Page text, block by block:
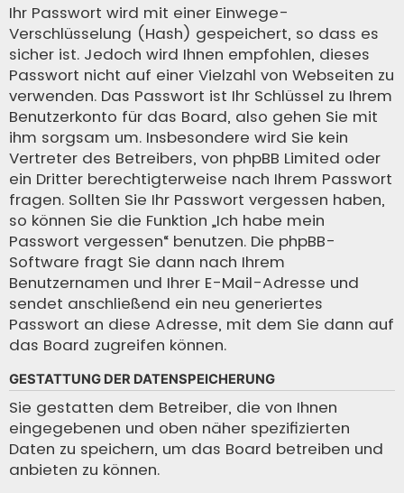
Ihr Passwort wird mit einer Einwege-
Verschlüsselung (Hash) gespeichert, so dass es
sicher ist. Jedoch wird Ihnen empfohlen, dieses
Passwort nicht auf einer Vielzahl von Webseiten zu
verwenden. Das Passwort ist Ihr Schlüssel zu Ihrem
Benutzerkonto für das Board, also gehen Sie mit
ihm sorgsam um. Insbesondere wird Sie kein
Vertreter des Betreibers, von phpBB Limited oder
ein Dritter berechtigterweise nach Ihrem Passwort
fragen. Sollten Sie Ihr Passwort vergessen haben,
so können Sie die Funktion „Ich habe mein
Passwort vergessen“ benutzen. Die phpBB-
Software fragt Sie dann nach Ihrem
Benutzernamen und Ihrer E-Mail-Adresse und
sendet anschließend ein neu generiertes
Passwort an diese Adresse, mit dem Sie dann auf
das Board zugreifen können.
GESTATTUNG DER DATENSPEICHERUNG
Sie gestatten dem Betreiber, die von Ihnen
eingegebenen und oben näher spezifizierten
Daten zu speichern, um das Board betreiben und
anbieten zu können.